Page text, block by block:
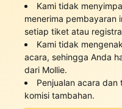
Kami tidak
menerima pembayaran
setiap tiket atau
Kami tidak
acara, sehingga Anda
dari Mollie.
Penjualan acara
komisi tambahan.